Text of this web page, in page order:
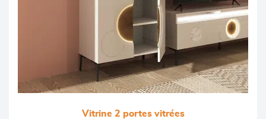
Vitrine 2 portes vitrées